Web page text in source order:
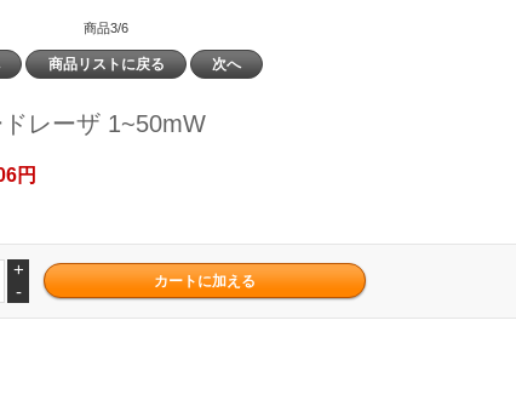
商品3/6
商品リストに戻る 次へ
レーザ 1~50mW
円
+
-